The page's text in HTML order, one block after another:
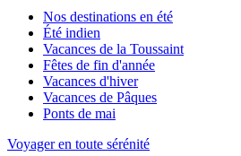
Nos destinations en été
Été indien
Vacances de la Toussaint
Fêtes de fin d'année
Vacances d'hiver
Vacances de Pâques
Ponts de mai
Voyager en toute sérénité